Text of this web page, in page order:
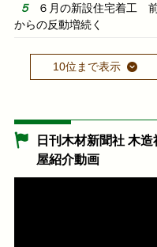
６月の新設住宅着工
からの反動増続く
10位まで表示
日刊木材新聞社 木造
屋紹介動画